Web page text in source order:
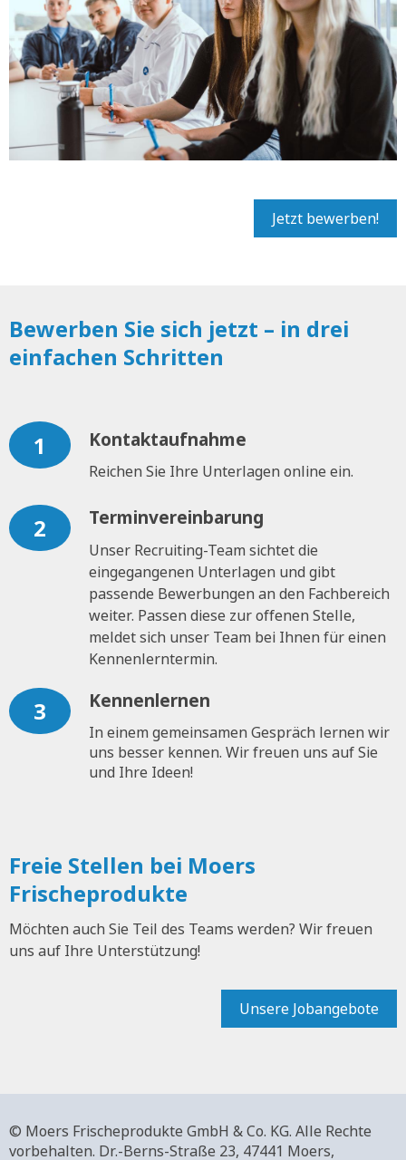
Jetzt bewerben!
Bewerben Sie sich jetzt – in drei
einfachen Schritten
1 Kontaktaufnahme
Reichen Sie Ihre Unterlagen online ein.
2 Terminvereinbarung
Unser Recruiting-Team sichtet die
eingegangenen Unterlagen und gibt
passende Bewerbungen an den Fachbereich
weiter. Passen diese zur offenen Stelle,
meldet sich unser Team bei Ihnen für einen
Kennenlerntermin.
3 Kennenlernen
In einem gemeinsamen Gespräch lernen wir
uns besser kennen. Wir freuen uns auf Sie
und Ihre Ideen!
Freie Stellen bei Moers
Frischeprodukte
Möchten auch Sie Teil des Teams werden? Wir freuen
uns auf Ihre Unterstützung!
Unsere Jobangebote
© Moers Frischeprodukte GmbH & Co. KG. Alle Rechte
vorbehalten. Dr.-Berns-Straße 23, 47441 Moers,